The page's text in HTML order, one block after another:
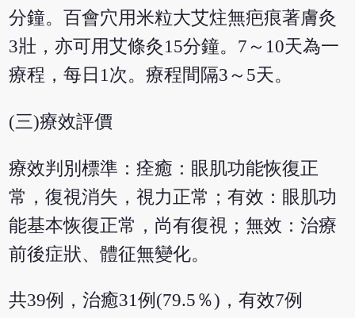
分鐘。百會穴用米粒大艾炷無疤痕著膚灸
3壯，亦可用艾條灸15分鐘。7～10天為一
療程，每日1次。療程間隔3～5天。
(三)療效評價
療效判別標準：痊癒：眼肌功能恢復正
常，復視消失，視力正常；有效：眼肌功
能基本恢復正常，尚有復視；無效：治療
前後症狀、體征無變化。
共39例，治癒31例(79.5％)，有效7例